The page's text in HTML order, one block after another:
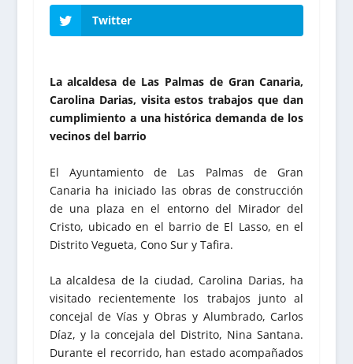
Twitter
La alcaldesa de Las Palmas de Gran Canaria,
Carolina Darias, visita estos trabajos que dan
cumplimiento a una histórica demanda de los
vecinos del barrio
El Ayuntamiento de Las Palmas de Gran
Canaria ha iniciado las obras de construcción
de una plaza en el entorno del Mirador del
Cristo, ubicado en el barrio de El Lasso, en el
Distrito Vegueta, Cono Sur y Tafira.
La alcaldesa de la ciudad, Carolina Darias, ha
visitado recientemente los trabajos junto al
concejal de Vías y Obras y Alumbrado, Carlos
Díaz, y la concejala del Distrito, Nina Santana.
Durante el recorrido, han estado acompañados